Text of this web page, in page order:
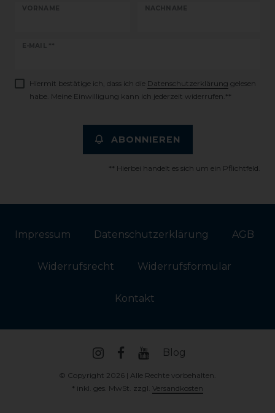
VORNAME NACHNAME
E-MAIL **
Newsletter
Hiermit bestätige ich, dass ich die Daten­schutz­erklärung gelesen
habe. Meine Einwilligung kann ich jederzeit widerrufen.**
ABONNIEREN
** Hierbei handelt es sich um ein Pflichtfeld.
Impressum Daten­schutz­erklärung AGB
Widerrufs­recht Widerrufs­formular
Kontakt
Blog
© Copyright 2026 | Alle Rechte vorbehalten.
* inkl. ges. MwSt. zzgl. Versandkosten